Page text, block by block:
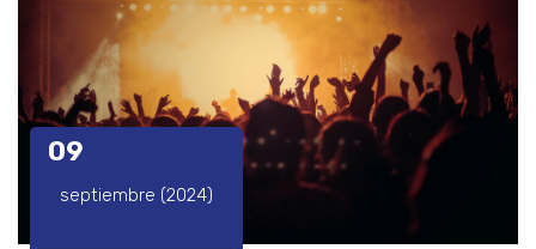
09
septiembre (2024)